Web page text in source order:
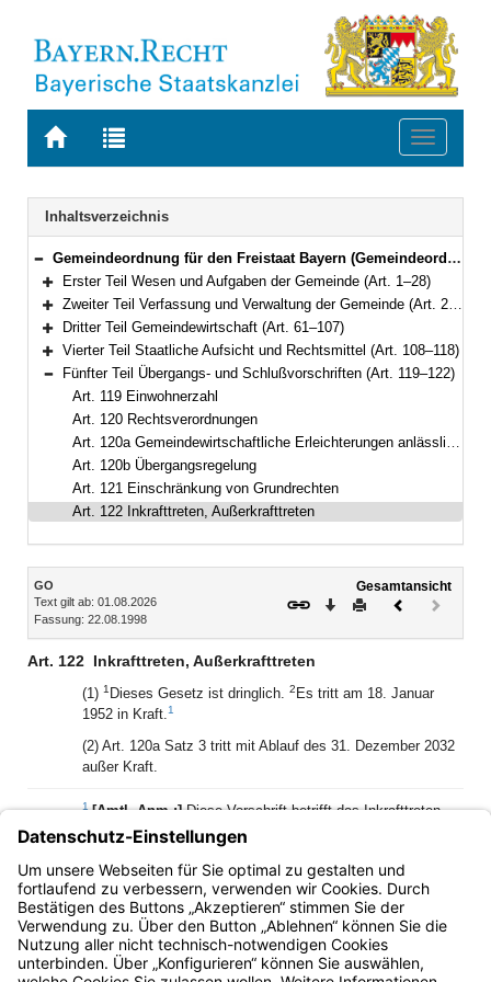
Zur
BAYERN.RECHT
Zur
letzten
Suche
Toggle
Navigation
Inhaltsverzeichnis
Bereich reduzieren
Gemeindeordnung für den Freistaat Bayern (Gemeindeordnung – GO) in der Fassung der Bekanntmachung vom 22. August 1998 (GVBl. S. 796) BayRS 2020-1-1-I (Art. 1–122)
Bereich erweitern
Erster Teil Wesen und Aufgaben der Gemeinde (Art. 1–28)
Bereich erweitern
Zweiter Teil Verfassung und Verwaltung der Gemeinde (Art. 29–60a)
Bereich erweitern
Dritter Teil Gemeindewirtschaft (Art. 61–107)
Bereich erweitern
Vierter Teil Staatliche Aufsicht und Rechtsmittel (Art. 108–118)
Bereich reduzieren
Fünfter Teil Übergangs- und Schlußvorschriften (Art. 119–122)
Art. 119 Einwohnerzahl
Art. 120 Rechtsverordnungen
Art. 120a Gemeindewirtschaftliche Erleichterungen anlässlich der Corona-Pandemie
Art. 120b Übergangsregelung
Art. 121 Einschränkung von Grundrechten
Art. 122 Inkrafttreten, Außerkrafttreten
Inhalt
GO
Text gilt ab: 01.08.2026
Fassung: 22.08.1998
Gesamtansicht
Download
DruckenVorheriges
(inaktiv)
Art. 122 Inkrafttreten, Außerkrafttreten
(1) 1 Dieses Gesetz ist dringlich. 2 Es tritt am 18. Januar
1952 in Kraft.1
(2) Art. 120a Satz 3 tritt mit Ablauf des 31. Dezember 2032
außer Kraft.
1[Amtl. Anm.:]Diese Vorschrift betrifft das Inkrafttreten
des Gesetzes in der ursprünglichen Fassung vom 25.
Januar 1952 (GVBl S. 19). Der Zeitpunkt des Inkrafttretens
der späteren Änderungen ergibt sich aus den jeweiligen
Änderungsgesetzen.
Bayern.de